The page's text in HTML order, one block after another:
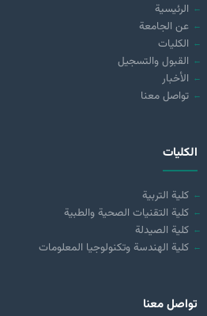
الرئيسية
عن الجامعة
الكليات
القبول والتسجيل
الأخبار
تواصل معنا
الكليات
كلية التربية
كلية التقنيات الصحية والطبية
كلية الصيدلة
كلية الهندسة وتكنولوجيا المعلومات
تواصل معنا